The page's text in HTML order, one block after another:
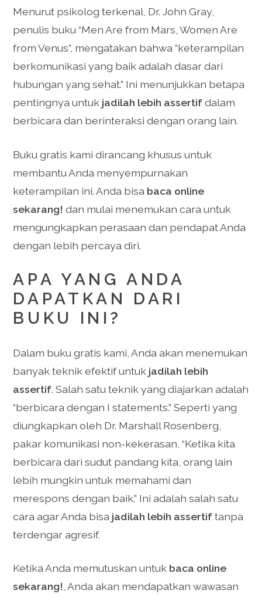
Menurut psikolog terkenal, Dr. John Gray,
penulis buku “Men Are from Mars, Women Are
from Venus”, mengatakan bahwa “keterampilan
berkomunikasi yang baik adalah dasar dari
hubungan yang sehat.” Ini menunjukkan betapa
pentingnya untuk jadilah lebih assertifdalam
berbicara dan berinteraksi dengan orang lain.
Buku gratis kami dirancang khusus untuk
membantu Anda menyempurnakan
keterampilan ini. Anda bisa baca online
sekarang! dan mulai menemukan cara untuk
mengungkapkan perasaan dan pendapat Anda
dengan lebih percaya diri.
APA YANG ANDA
DAPATKAN DARI
BUKU INI?
Dalam buku gratis kami, Anda akan menemukan
banyak teknik efektif untuk jadilah lebih
assertif. Salah satu teknik yang diajarkan adalah
“berbicara dengan I statements.” Seperti yang
diungkapkan oleh Dr. Marshall Rosenberg,
pakar komunikasi non-kekerasan, “Ketika kita
berbicara dari sudut pandang kita, orang lain
lebih mungkin untuk memahami dan
merespons dengan baik.” Ini adalah salah satu
cara agar Anda bisa jadilah lebih assertiftanpa
terdengar agresif.
Ketika Anda memutuskan untuk baca online
sekarang! , Anda akan mendapatkan wawasan